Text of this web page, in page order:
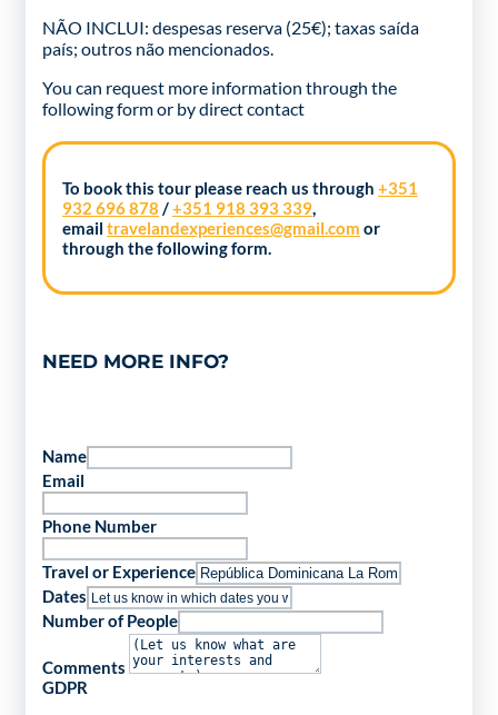
NÃO INCLUI: despesas reserva (25€); taxas saída
país; outros não mencionados.
You can request more information through the
following formor by direct contact
To book this tour please reach us through +351
932 696 878 /+351 918 393 339,
email travelandexperiences@gmail.com or
through the following form.
NEED MORE INFO?
Name
Email
Phone Number
Travel or Experience
Dates
Number of People
Comments
GDPR